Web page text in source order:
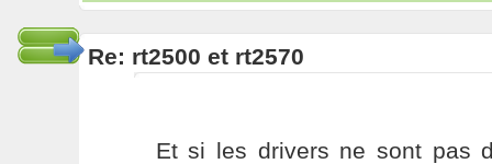
Re: rt2500 et rt2570
Et si les drivers ne sont pas